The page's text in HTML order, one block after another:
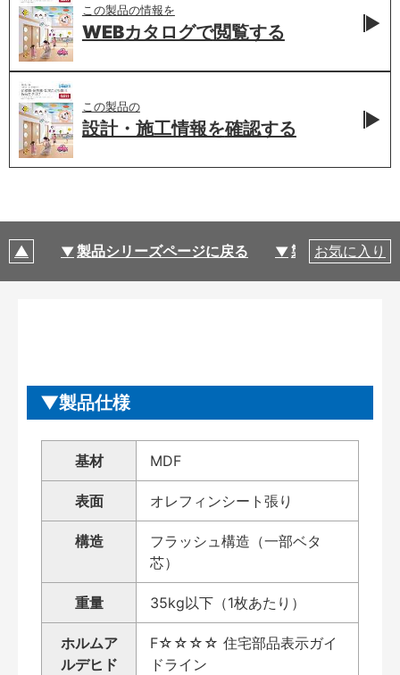
この製品の情報を
WEBカタログで閲覧する
この製品の
設計・施工情報を確認する
製品シリーズページに戻る 製品仕様
お気に入り
製品仕様
基材 MDF
表面 オレフィンシート張り
構造
フラッシュ構造（一部ベタ
芯）
重量 35kg以下（1枚あたり）
ホルムア
ルデヒド
F☆☆☆☆ 住宅部品表示ガイ
ドライン